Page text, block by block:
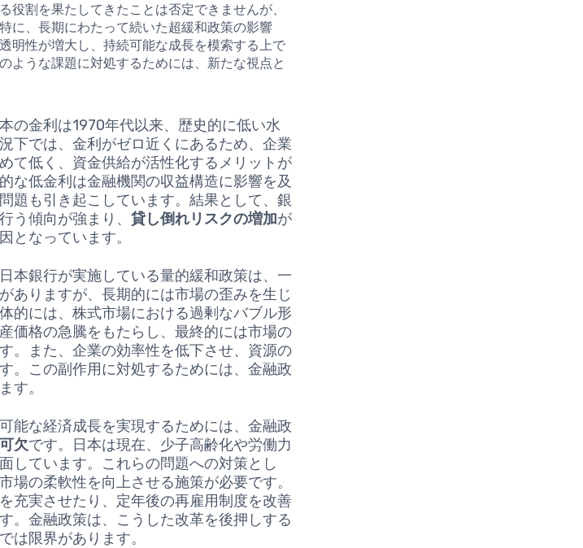
役割を果たしてきたことは否定できませんが、
に、長期にわたって続いた超緩和政策の影響
明性が増大し、持続可能な成長を模索する上で
ような課題に対処するためには、新たな視点と
の金利は1970年代以来、歴史的に低い水
下では、金利がゼロ近くにあるため、企業
て低く、資金供給が活性化するメリットが
な低金利は金融機関の収益構造に影響を及
題も引き起こしています。結果として、銀
う傾向が強まり、貸し倒れリスクの増加が
となっています。
日本銀行が実施している量的緩和政策は、一
ありますが、長期的には市場の歪みを生じ
的には、株式市場における過剰なバブル形
価格の急騰をもたらし、最終的には市場の
。また、企業の効率性を低下させ、資源の
。この副作用に対処するためには、金融政
す。
能な経済成長を実現するためには、金融政
欠です。日本は現在、少子高齢化や労働力
しています。これらの問題への対策とし
場の柔軟性を向上させる施策が必要です。
充実させたり、定年後の再雇用制度を改善
。金融政策は、こうした改革を後押しする
は限界があります。